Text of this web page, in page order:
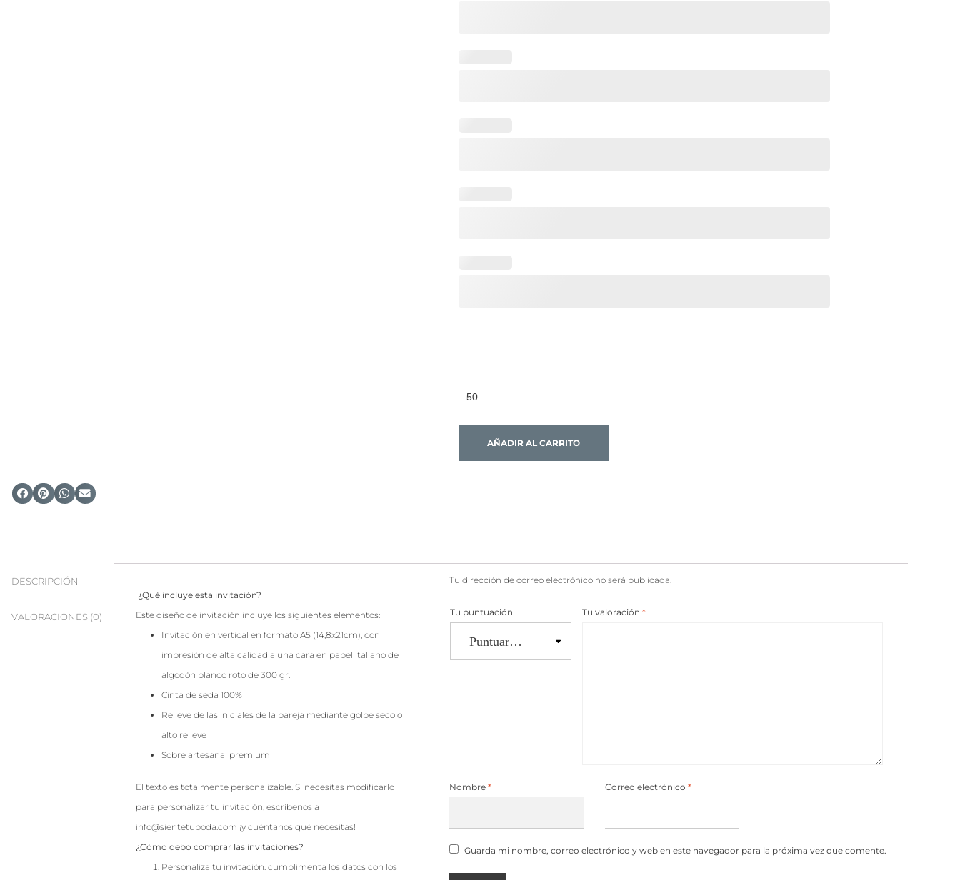
AÑADIR AL CARRITO
DESCRIPCIÓN
VALORACIONES (0)
¿Qué incluye esta invitación?
Este diseño de invitación incluye los siguientes elementos:
Invitación en vertical en formato A5 (14,8x21cm), con
impresión de alta calidad a una cara en papel italiano de
algodón blanco roto de 300 gr.
Cinta de seda 100%
Relieve de las iniciales de la pareja mediante golpe seco o
alto relieve
Sobre artesanal premium
El texto es totalmente personalizable. Si necesitas modificarlo
para personalizar tu invitación, escríbenos a
info@sientetuboda.com ¡y cuéntanos qué necesitas!
¿Cómo debo comprar las invitaciones?
Personaliza tu invitación: cumplimenta los datos con los
Tu dirección de correo electrónico no será publicada.
Tu puntuación Tu valoración *
Nombre* Correo electrónico *
Guarda mi nombre, correo electrónico y web en este navegador para la próxima vez que comente.